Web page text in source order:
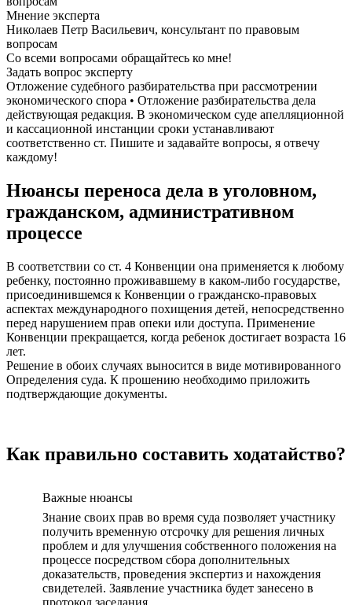
Мнение эксперта
Николаев Петр Васильевич, консультант по правовым
вопросам
Со всеми вопросами обращайтесь ко мне!
Задать вопрос эксперту
Отложение судебного разбирательства при рассмотрении
экономического спора • Отложение разбирательства дела
действующая редакция. В экономическом суде апелляционной
и кассационной инстанции сроки устанавливают
соответственно ст. Пишите и задавайте вопросы, я отвечу
каждому!
Нюансы переноса дела в уголовном,
гражданском, административном
процессе
В соответствии со ст. 4 Конвенции она применяется к любому
ребенку, постоянно проживавшему в каком-либо государстве,
присоединившемся к Конвенции о гражданско-правовых
аспектах международного похищения детей, непосредственно
перед нарушением прав опеки или доступа. Применение
Конвенции прекращается, когда ребенок достигает возраста 16
лет.
Решение в обоих случаях выносится в виде мотивированного
Определения суда. К прошению необходимо приложить
подтверждающие документы.
Как правильно составить ходатайство?
Важные нюансы
Знание своих прав во время суда позволяет участнику
получить временную отсрочку для решения личных
проблем и для улучшения собственного положения на
процессе посредством сбора дополнительных
доказательств, проведения экспертиз и нахождения
свидетелей. Заявление участника будет занесено в
протокол заседания.